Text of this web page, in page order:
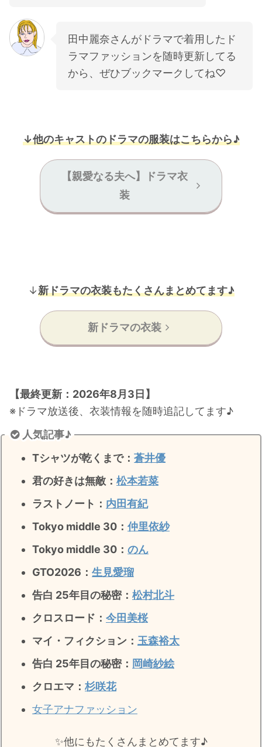
田中麗奈さんがドラマで着用したド
ラマファッションを随時更新してる
から、ぜひブックマークしてね♡
↓他のキャストのドラマの服装はこちらから♪
【親愛なる夫へ】ドラマ衣
装
↓新ドラマの衣装もたくさんまとめてます♪
新ドラマの衣装
【最終更新：2026年8月3日】
※ドラマ放送後、衣装情報を随時追記してます♪
人気記事♪
Tシャツが乾くまで： 蒼井優
君の好きは無敵 ： 松本若菜
ラストノート ： 内田有紀
Tokyo middle 30： 仲里依紗
Tokyo middle 30： のん
GTO2026： 生見愛瑠
告白 25年目の秘密： 松村北斗
クロスロード： 今田美桜
マイ・フィクション： 玉森裕太
告白 25年目の秘密： 岡崎紗絵
クロエマ： 杉咲花
女子アナファッション
✨️他にもたくさんまとめてます♪